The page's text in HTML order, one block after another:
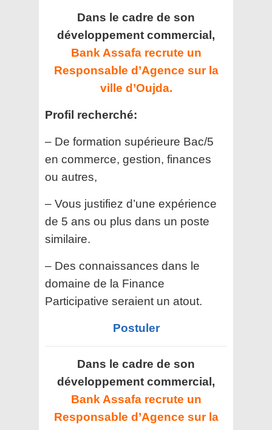
Dans le cadre de son
développement commercial,
Bank Assafa recrute un
Responsable d’Agence sur la
ville d’Oujda.
Profil recherché:
– De formation supérieure Bac/5
en commerce, gestion, finances
ou autres,
– Vous justifiez d’une expérience
de 5 ans ou plus dans un poste
similaire.
– Des connaissances dans le
domaine de la Finance
Participative seraient un atout.
Postuler
Dans le cadre de son
développement commercial,
Bank Assafa recrute un
Responsable d’Agence sur la